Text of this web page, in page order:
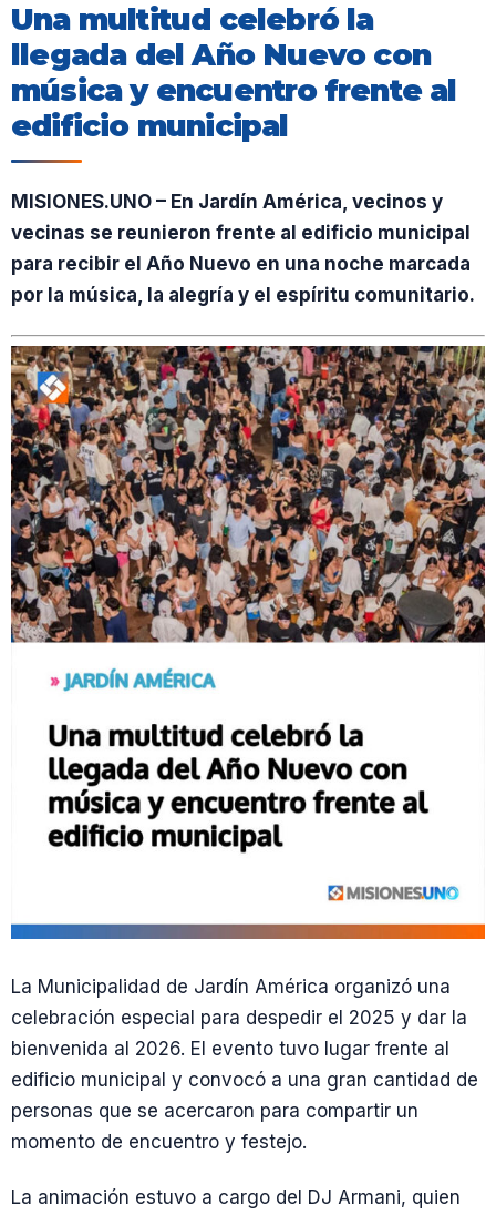
Una multitud celebró la
llegada del Año Nuevo con
música y encuentro frente al
edificio municipal
MISIONES.UNO – En Jardín América, vecinos y
vecinas se reunieron frente al edificio municipal
para recibir el Año Nuevo en una noche marcada
por la música, la alegría y el espíritu comunitario.
La Municipalidad de Jardín América organizó una
celebración especial para despedir el 2025 y dar la
bienvenida al 2026. El evento tuvo lugar frente al
edificio municipal y convocó a una gran cantidad de
personas que se acercaron para compartir un
momento de encuentro y festejo.
La animación estuvo a cargo del DJ Armani, quien